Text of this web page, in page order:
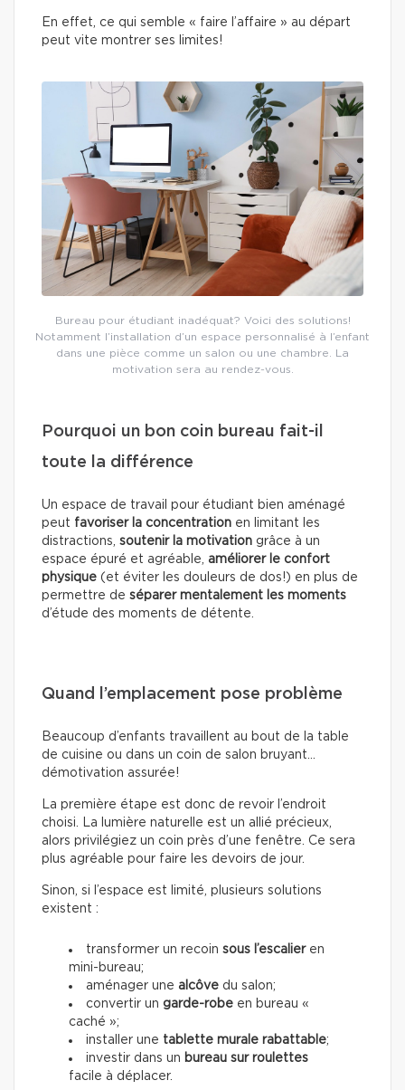
En effet, ce qui semble « faire l’affaire » au départ
peut vite montrer ses limites!
Bureau pour étudiant inadéquat? Voici des solutions!
Notamment l’installation d’un espace personnalisé à l’enfant
dans une pièce comme un salon ou une chambre. La
motivation sera au rendez-vous.
Pourquoi un bon coin bureau fait-il
toute la différence
Un espace de travail pour étudiant bien aménagé
peut favoriser la concentration en limitant les
distractions, soutenir la motivation grâce à un
espace épuré et agréable, améliorer le confort
physique (et éviter les douleurs de dos!) en plus de
permettre de séparer mentalement les moments
d’étude des moments de détente.
Quand l’emplacement pose problème
Beaucoup d’enfants travaillent au bout de la table
de cuisine ou dans un coin de salon bruyant…
démotivation assurée!
La première étape est donc de revoir l’endroit
choisi. La lumière naturelle est un allié précieux,
alors privilégiez un coin près d’une fenêtre. Ce sera
plus agréable pour faire les devoirs de jour.
Sinon, si l’espace est limité, plusieurs solutions
existent :
transformer un recoin sous l’escalieren
mini-bureau;
aménager une alcôve du salon;
convertir un garde-robe en bureau «
caché »;
installer une tablette murale rabattable;
investir dans un bureau sur roulettes
facile à déplacer.